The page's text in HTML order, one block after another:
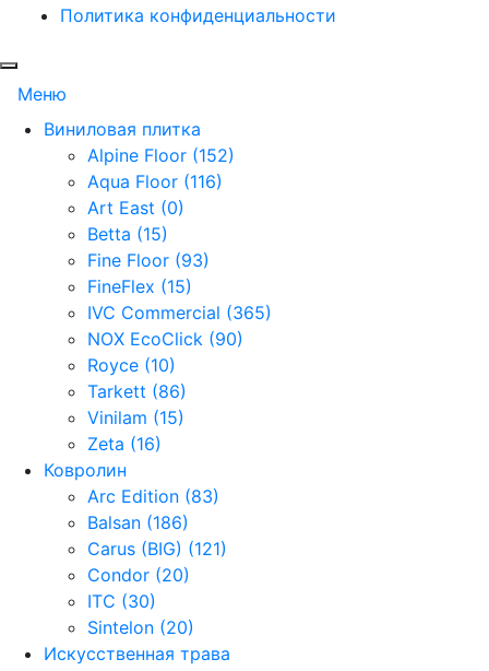
Политика конфиденциальности
Меню
Виниловая плитка
Alpine Floor (152)
Aqua Floor (116)
Art East (0)
Betta (15)
Fine Floor (93)
FineFlex (15)
IVC Commercial (365)
NOX EcoClick (90)
Royce (10)
Tarkett (86)
Vinilam (15)
Zeta (16)
Ковролин
Arc Edition (83)
Balsan (186)
Carus (BIG) (121)
Condor (20)
ITC (30)
Sintelon (20)
Искусственная трава